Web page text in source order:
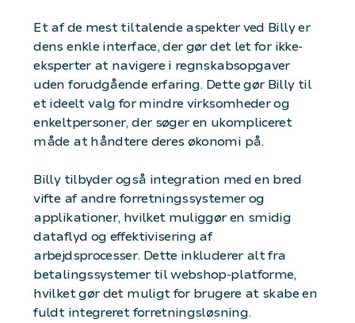
Et af de mest tiltalende aspekter ved Billy er
dens enkle interface, der gør det let for ikke-
eksperter at navigere i regnskabsopgaver
uden forudgående erfaring. Dette gør Billy til
et ideelt valg for mindre virksomheder og
enkeltpersoner, der søger en ukompliceret
måde at håndtere deres økonomi på.
Billy tilbyder også integration med en bred
vifte af andre forretningssystemer og
applikationer, hvilket muliggør en smidig
dataflyd og effektivisering af
arbejdsprocesser. Dette inkluderer alt fra
betalingssystemer til webshop-platforme,
hvilket gør det muligt for brugere at skabe en
fuldt integreret forretningsløsning.